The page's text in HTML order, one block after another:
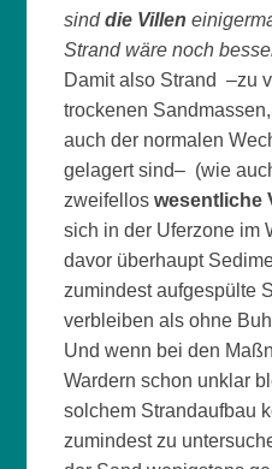
sinddie Villen
Strand wäre noch
Damit also Strand –zu
trockenen
auch der normalen
gelagert sind– (wie
zweifelloswesentliche
sich in der Uferzone im
davor überhaupt
zumindest aufgespülte
verbleiben als ohne
Und wenn bei den
Wardern schon unklar
solchem Strandaufbau
zumindest zu